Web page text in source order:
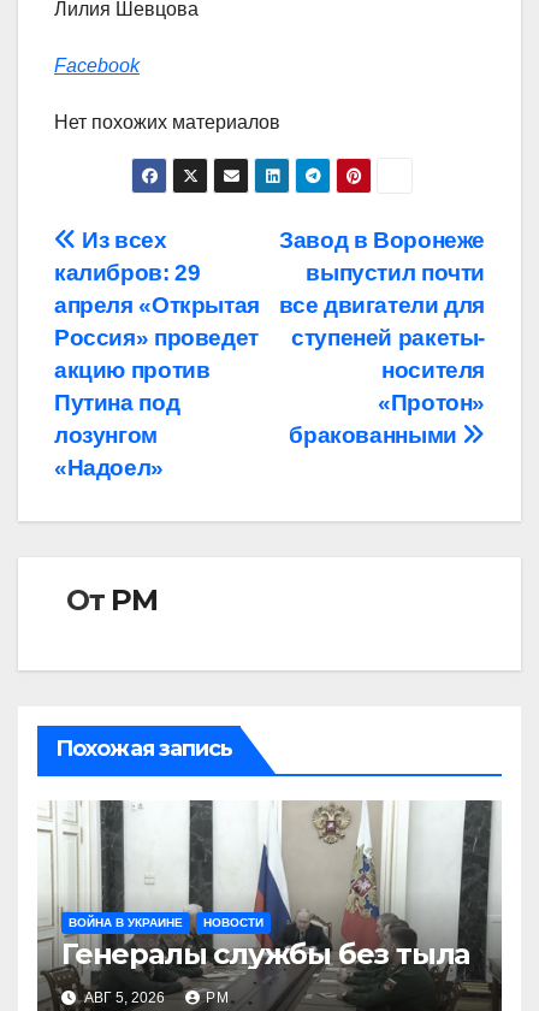
Лилия Шевцова
Facebook
Нет похожих материалов
Навигация
по
записям
Завод в Воронеже
выпустил почти
все двигатели для
ступеней ракеты-
носителя
«Протон»
бракованными
Из всех
калибров: 29
апреля «Открытая
Россия» проведет
акцию против
Путина под
лозунгом
«Надоел»
От РМ
Похожая запись
ВОЙНА В УКРАИНЕ НОВОСТИ
Генералы службы без тыла
АВГ 5, 2026 РМ